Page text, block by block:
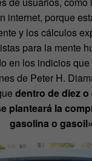
internet, porque
y los cálculos
para la mente
en los indicios
de Peter H.
dentro de diez
planteará la
gasolina o